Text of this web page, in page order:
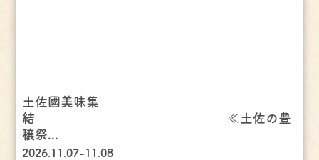
土佐國美味集
結 ≪土佐の豊
穣祭...
2026.11.07-11.08